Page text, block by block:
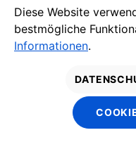
* Alle Preise inkl. gesetzl.
und ggf.
Diese Website
bestmögliche
Informationen.